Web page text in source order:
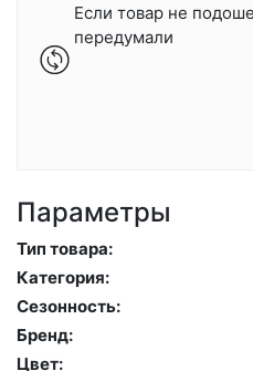
Если товар не
передумали
Параметры
Тип товара:
Категория:
Сезонность:
Бренд:
Цвет: